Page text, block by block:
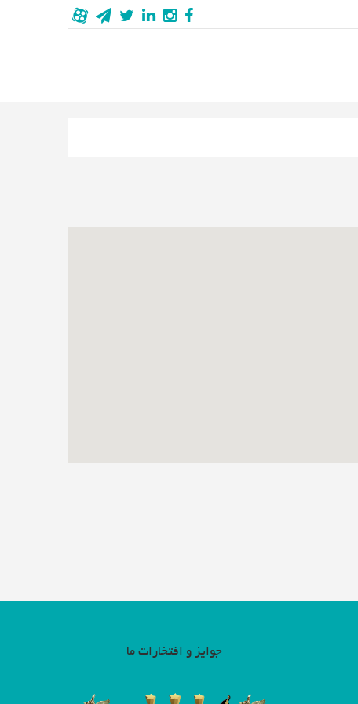
جوایز و افتخارات ما